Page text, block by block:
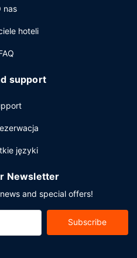
przewodowy
hotel zapewnia
takie jak pomieszczenia
samodzielne.
nas
hoteli
support
języki
Newsletter
and special offers!
Subscribe